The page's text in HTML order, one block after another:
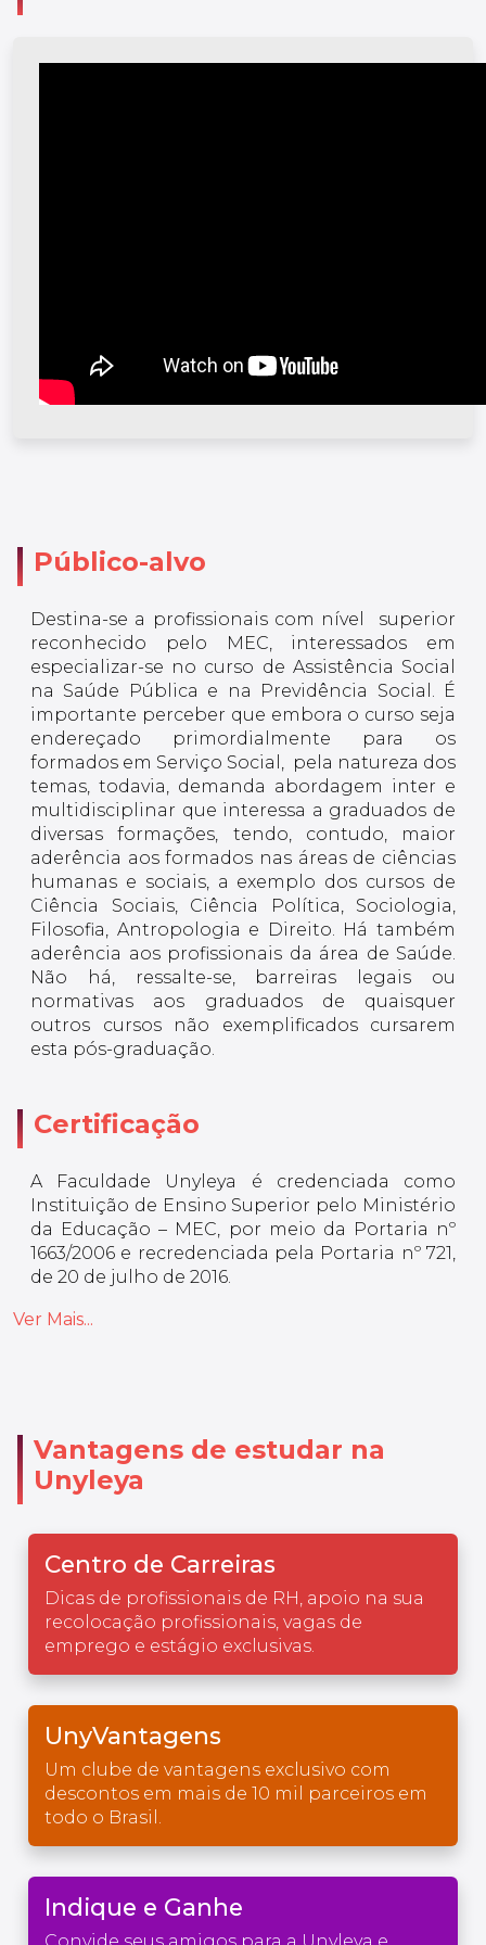
Público-alvo
Destina-se a profissionais com nível superior
reconhecido pelo MEC, interessados em
especializar-se no curso de Assistência Social
na Saúde Pública e na Previdência Social. É
importante perceber que embora o curso seja
endereçado primordialmente para os
formados em Serviço Social, pela natureza dos
temas, todavia, demanda abordagem inter e
multidisciplinar que interessa a graduados de
diversas formações, tendo, contudo, maior
aderência aos formados nas áreas de ciências
humanas e sociais, a exemplo dos cursos de
Ciência Sociais, Ciência Política, Sociologia,
Filosofia, Antropologia e Direito. Há também
aderência aos profissionais da área de Saúde.
Não há, ressalte-se, barreiras legais ou
normativas aos graduados de quaisquer
outros cursos não exemplificados cursarem
esta pós-graduação.
Certificação
A Faculdade Unyleya é credenciada como
Instituição de Ensino Superior pelo Ministério
da Educação – MEC, por meio da Portaria nº
1663/2006 e recredenciada pela Portaria nº 721,
de 20 de julho de 2016.
Ver Mais...
Vantagens de estudar na
Unyleya
Centro de Carreiras
Dicas de profissionais de RH, apoio na sua
recolocação profissionais, vagas de
emprego e estágio exclusivas.
UnyVantagens
Um clube de vantagens exclusivo com
descontos em mais de 10 mil parceiros em
todo o Brasil.
Indique e Ganhe